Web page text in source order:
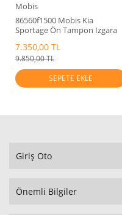
Mobis
86560f1500 Mobis Kia
Sportage Ön Tampon Izgara
7.350,00 TL
9.850,00 TL
SEPETE EKLE
Giriş Oto
Önemli Bilgiler